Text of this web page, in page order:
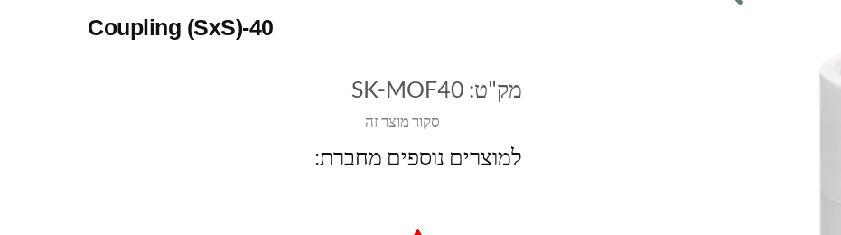
Coupling (SxS)-40
סקור מוצר זה
מק"ט: SK-MOF40
למוצרים נוספים מחברת: